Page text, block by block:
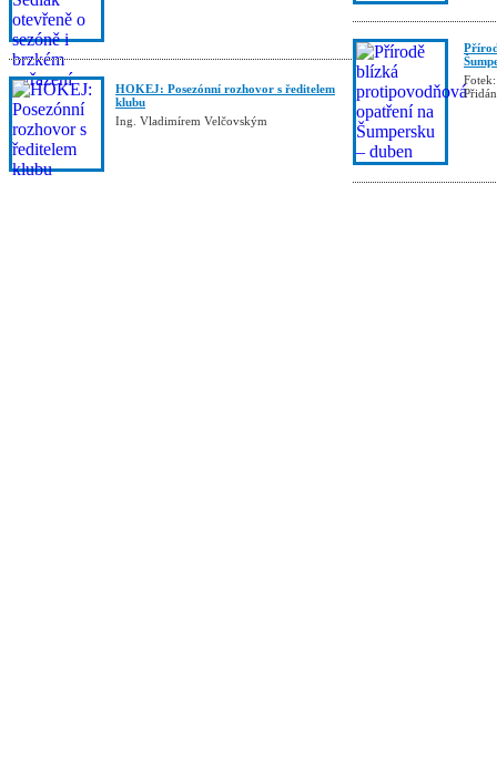
HOKEJ: Posezónní rozhovor s ředitelem
klubu
Ing. Vladimírem Velčovským